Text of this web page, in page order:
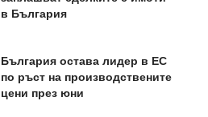
в България
България остава лидер в ЕС
по ръст на производствените
цени през юни